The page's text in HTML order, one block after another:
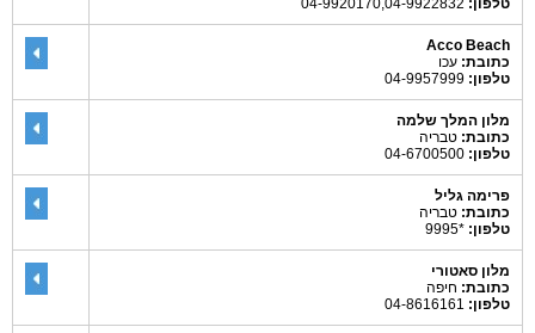
טלפון:
Acco Beach
כתובת: עכו
טלפון:
מלון המלך שלמה
כתובת: טבריה
טלפון:
פרימה גליל
כתובת: טבריה
טלפון: *9995
מלון סאטורי
כתובת: חיפה
טלפון: